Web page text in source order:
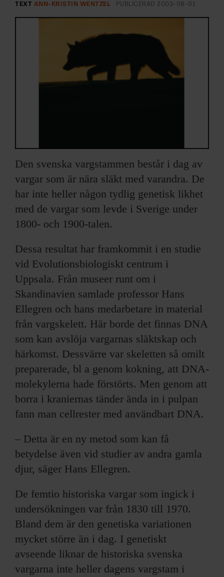
PRENUMERERA PÅ F&F
TEXT ANN-KRISTIN WENTZEL PUBLICERAD 2003-09-01
Den svenska vargstammen består i dag av
vargar som är nära släkt med varandra. De
har inte heller någon tydlig genetisk likhet
med de vargar som levde i Sverige under
1800- och 1900-talen.
Dessa resultat har framkommit i en studie
vid Evolutionsbiologiskt centrum i
Uppsala. Från museer runt om i
Skandinavien samlade professor Hans
Ellegren och hans medarbetare in material
från vargskelett. Här borde det finnas DNA
som kan avslöja vargarnas släktskap och
härkomst. Dessvärre var skeletten så omilt
preparerade, bl a genom kokning, att DNA-
molekylerna hade förstörts. Men genom att
borra i kraniernas tänder ända in i pulpan
fann man cellrester med användbart DNA.
– Detta är en ny metod som kan få
betydelse även vid studier av andra gamla
djur, säger Hans Ellegren.
De femtio historiska vargar som ingick i
undersökningen var från 1830 till 1970.
Bland dem är den genetiska variationen
mycket större än i dag. I genetiskt
avseende liknar de historiska svenska
vargarna inte heller dagens vargstam i